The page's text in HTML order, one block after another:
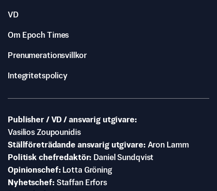
VD
Om Epoch Times
Prenumerationsvillkor
Integritetspolicy
Publisher / VD / ansvarig utgivare
Vasilios Zoupounidis
Ställföreträdande ansvarig utgivare Aron Lamm
Politisk chefredaktör
Daniel Sundqvist
Opinionschef
Lotta Gröning
Nyhetschef Staffan Erfors